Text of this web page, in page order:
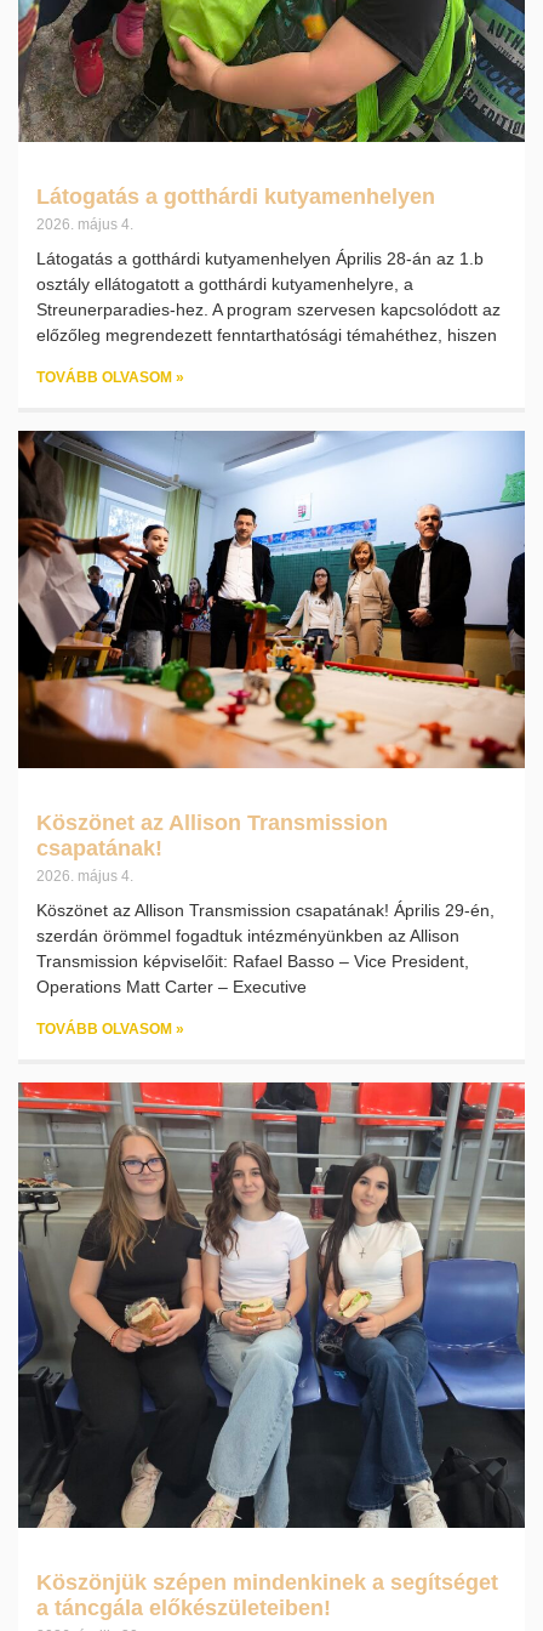
Látogatás a gotthárdi kutyamenhelyen
2026. május 4.
Látogatás a gotthárdi kutyamenhelyen Április 28-án az 1.b
osztály ellátogatott a gotthárdi kutyamenhelyre, a
Streunerparadies-hez. A program szervesen kapcsolódott az
előzőleg megrendezett fenntarthatósági témahéthez, hiszen
TOVÁBB OLVASOM »
Köszönet az Allison Transmission
csapatának!
2026. május 4.
Köszönet az Allison Transmission csapatának! Április 29-én,
szerdán örömmel fogadtuk intézményünkben az Allison
Transmission képviselőit: Rafael Basso – Vice President,
Operations Matt Carter – Executive
TOVÁBB OLVASOM »
Köszönjük szépen mindenkinek a segítséget
a táncgála előkészületeiben!